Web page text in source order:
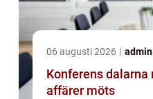
06 augusti 2026 admin
Konferens dalarna när natur, kultur och
affärer möts